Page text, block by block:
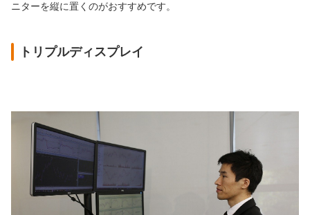
ニターを縦に置くのがおすすめです。
トリプルディスプレイ